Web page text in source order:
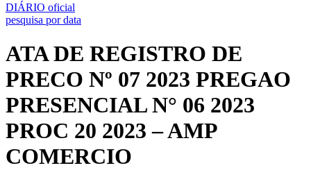
DIÁRIO oficial
pesquisa por data
ATA DE REGISTRO DE
PRECO Nº 07 2023 PREGAO
PRESENCIAL N° 06 2023
PROC 20 2023 – AMP
COMERCIO